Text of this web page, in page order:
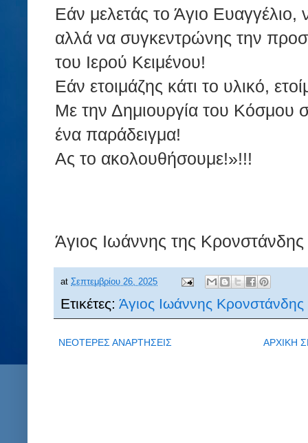
Εάν μελετάς το Άγιο
αλλά να συγκεντρώνης την
του Ιερού Κειμένου!
Εάν ετοιμάζης κάτι το υλικό,
Με την Δημιουργία του Κόσμου
ένα παράδειγμα!
Ας το ακολουθήσουμε!»!!!
Άγιος Ιωάννης της
at Σεπτεμβρίου 26, 2025
Ετικέτες: Άγιος Ιωάννης Κρονστάνδης
ΝΕΟΤΕΡΕΣ ΑΝΑΡΤΗΣΕΙΣ ΑΡΧΙΚΗ